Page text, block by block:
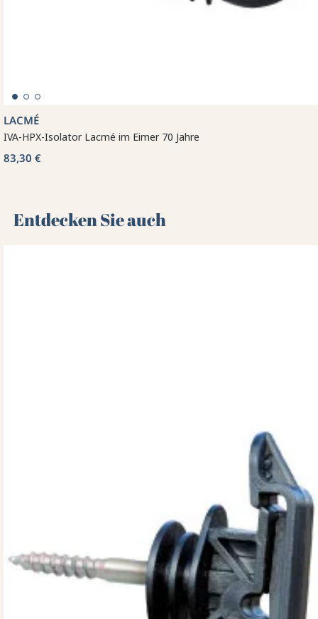
LACMÉ
IVA-HPX-Isolator Lacmé im Eimer 70 Jahre
83,30 €
Entdecken Sie auch 🌻